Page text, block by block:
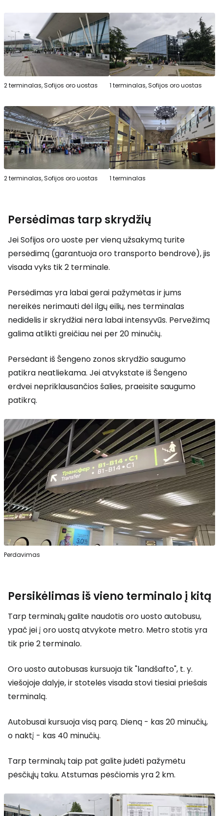
2 terminalas, Sofijos oro uostas 1 terminalas, Sofijos oro uostas
2 terminalas, Sofijos oro uostas 1 terminalas
Persėdimas tarp skrydžių
Jei Sofijos oro uoste per vieną užsakymą turite
persėdimą (garantuoja oro transporto bendrovė), jis
visada vyks tik 2 terminale.
Persėdimas yra labai gerai pažymėtas ir jums
nereikės nerimauti dėl ilgų eilių, nes terminalas
nedidelis ir skrydžiai nėra labai intensyvūs. Pervežimą
galima atlikti greičiau nei per 20 minučių.
Persėdant iš Šengeno zonos skrydžio saugumo
patikra neatliekama. Jei atvykstate iš Šengeno
erdvei nepriklausančios šalies, praeisite saugumo
patikrą.
Perdavimas
Persikėlimas iš vieno terminalo į kitą
Tarp terminalų galite naudotis oro uosto autobusu,
ypač jei į oro uostą atvykote metro. Metro stotis yra
tik prie 2 terminalo.
Oro uosto autobusas kursuoja tik "landšafto", t. y.
viešojoje dalyje, ir stotelės visada stovi tiesiai priešais
terminalą.
Autobusai kursuoja visą parą. Dieną - kas 20 minučių,
o naktį - kas 40 minučių.
Tarp terminalų taip pat galite judėti pažymėtu
pėsčiųjų taku. Atstumas pėsčiomis yra 2 km.